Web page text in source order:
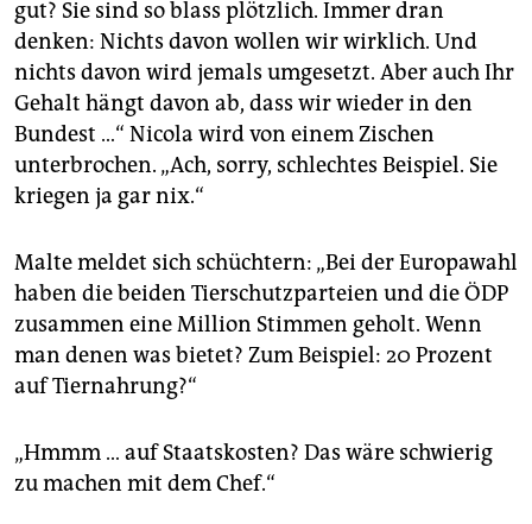
gut? Sie sind so blass plötzlich. Immer dran
denken: Nichts davon wollen wir wirklich. Und
nichts davon wird jemals umgesetzt. Aber auch Ihr
Gehalt hängt davon ab, dass wir wieder in den
Bundest …“ Nicola wird von einem Zischen
unterbrochen. „Ach, sorry, schlechtes Beispiel. Sie
kriegen ja gar nix.“
Malte meldet sich schüchtern: „Bei der Europawahl
haben die beiden Tierschutzparteien und die ÖDP
zusammen eine Million Stimmen geholt. Wenn
man denen was bietet? Zum Beispiel: 20 Prozent
auf Tiernahrung?“
„Hmmm … auf Staatskosten? Das wäre schwierig
zu machen mit dem Chef.“